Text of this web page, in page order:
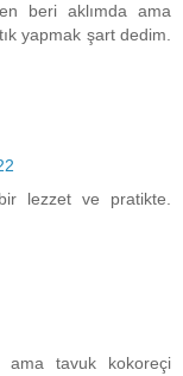
beri aklımda ama
yapmak şart dedim.
lezzet ve pratikte.
ama tavuk kokoreçi